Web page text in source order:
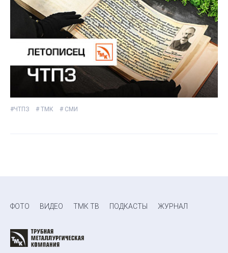
#ЧТПЗ # ТМК # СМИ
ФОТО ВИДЕО ТМК ТВ ПОДКАСТЫ ЖУРНАЛ